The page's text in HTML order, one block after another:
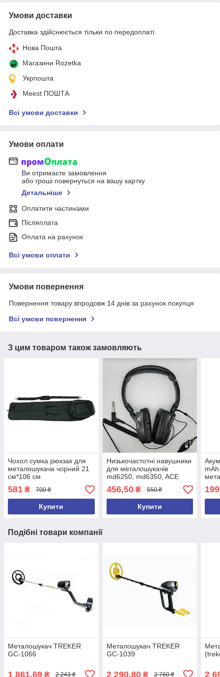
Умови доставки
Доставка здійснюється тільки по передоплаті.
Нова Пошта
Магазини Rozetka
Укрпошта
Meest ПОШТА
Всі умови доставки
Умови оплати
Ви отримаєте замовлення
або гроші повернуться на вашу картку
Детальніше
Оплатити частинами
Післяплата
Оплата на рахунок
Всі умови оплати
Умови повернення
Повернення товару впродовж 14 днів за рахунок покупця
Всі умови повернення
З цим товаром також замовляють
Чохол сумка рюкзак для
металошукача чорний 21
см*106 см
581 ₴ 700 ₴
Купити
Низькочастотні навушники
для металошукачів
md6250, md6350, ACE
250, ACE 350, ACE250,
ACE350, GARRET 2026 рік
456,50₴ 550 ₴
Купити
Подібні товари компанії
Металошукач TREKER
GC-1066
1 861,69 ₴ 2 243 ₴
Металошукач TREKER
GC-1039
2 290,80₴ 2 760 ₴ 2